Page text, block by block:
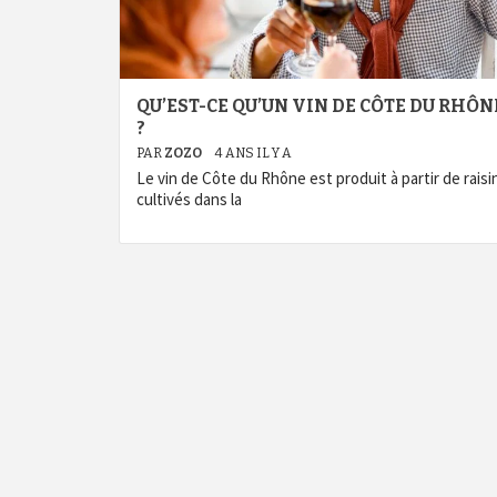
QU’EST-CE QU’UN VIN DE CÔTE DU
?
PAR ZOZO 4 ANS IL Y A
Le vin de Côte du Rhône est produit à partir de
cultivés dans la